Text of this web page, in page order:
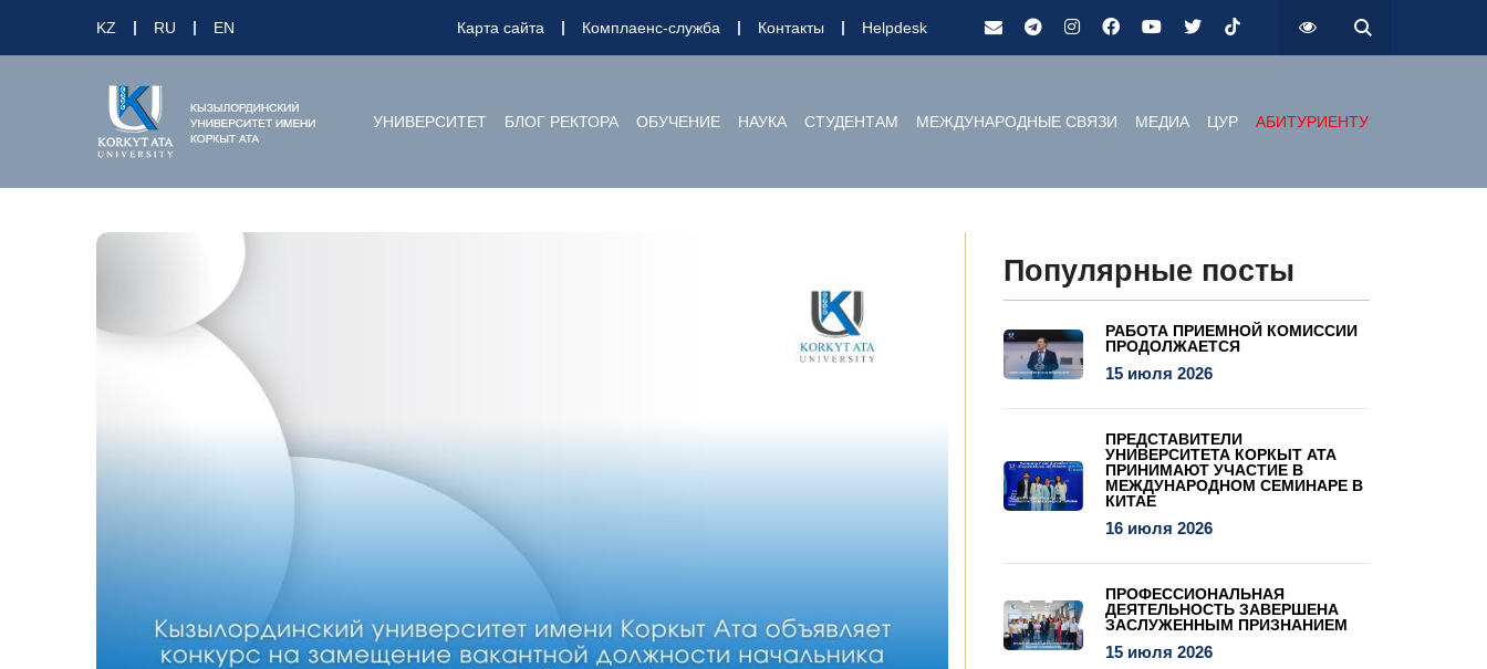
KZ RU EN Карта сайта Комплаенс-служба Контакты Helpdesk
УНИВЕРСИТЕТ БЛОГ РЕКТОРА ОБУЧЕНИЕ НАУКА СТУДЕНТАМ МЕЖДУНАРОДНЫЕ СВЯЗИ МЕДИА ЦУР АБИТУРИЕНТУ
Популярные посты
РАБОТА ПРИЕМНОЙ КОМИССИИ
ПРОДОЛЖАЕТСЯ
15 июля 2026
ПРЕДСТАВИТЕЛИ
УНИВЕРСИТЕТА КОРКЫТ АТА
ПРИНИМАЮТ УЧАСТИЕ В
МЕЖДУНАРОДНОМ СЕМИНАРЕ В
КИТАЕ
16 июля 2026
ПРОФЕССИОНАЛЬНАЯ
ДЕЯТЕЛЬНОСТЬ ЗАВЕРШЕНА
ЗАСЛУЖЕННЫМ ПРИЗНАНИЕМ
15 июля 2026